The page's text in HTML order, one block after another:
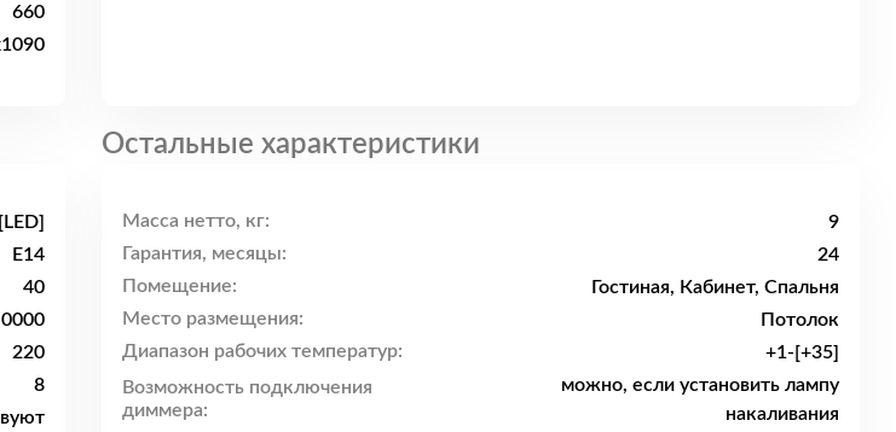
660
E14
40
220
8
Остальные характеристики
Масса нетто, кг:
9
Гарантия, месяцы:
24
Помещение:
Гостиная, Кабинет, Спальня
Место размещения:
Потолок
Диапазон рабочих температур:
+1-[+35]
Возможность подключения
диммера:
можно, если установить лампу
накаливания